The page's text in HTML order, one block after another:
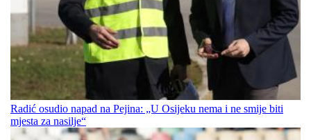
Radić osudio napad na Pejina: „U Osijeku nema i ne smije biti
mjesta za nasilje“